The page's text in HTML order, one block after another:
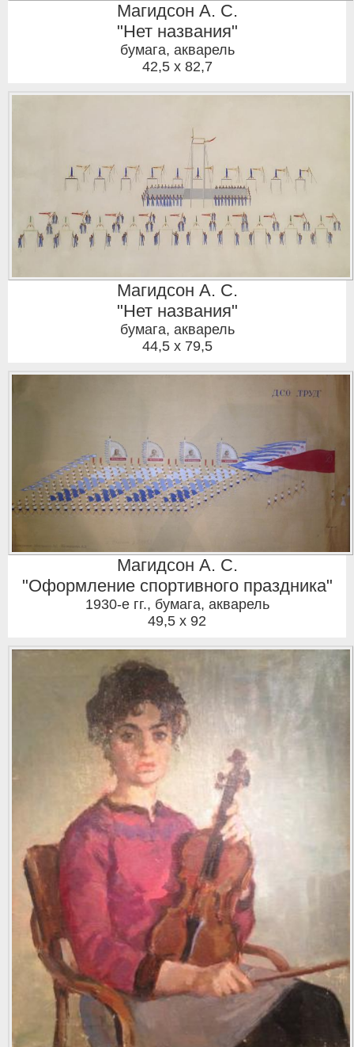
Магидсон А. С.
"Нет названия"
бумага, акварель
42,5 x 82,7
Магидсон А. С.
"Нет названия"
бумага, акварель
44,5 x 79,5
Магидсон А. С.
"Оформление спортивного праздника"
1930-е гг., бумага, акварель
49,5 x 92